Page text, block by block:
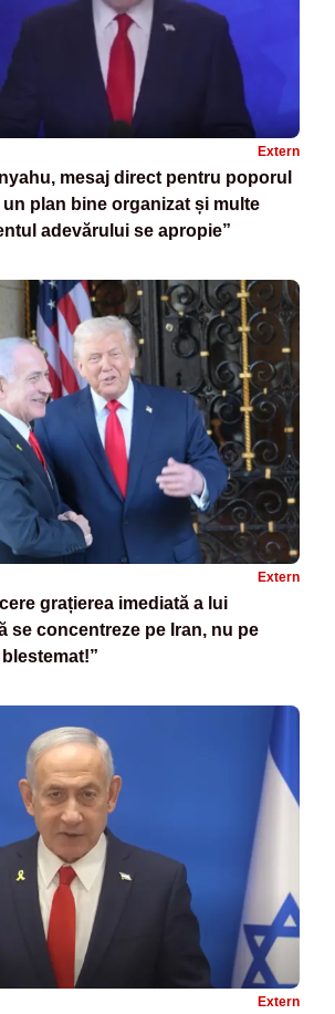
Extern
mesaj direct pentru poporul
un plan bine organizat și multe
adevărului se apropie”
Extern
grațierea imediată a lui
se concentreze pe Iran, nu pe
Extern